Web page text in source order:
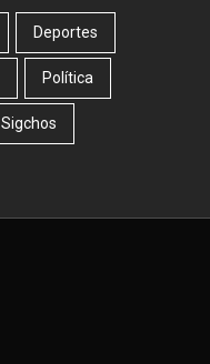
Deportes
Política
Sigchos